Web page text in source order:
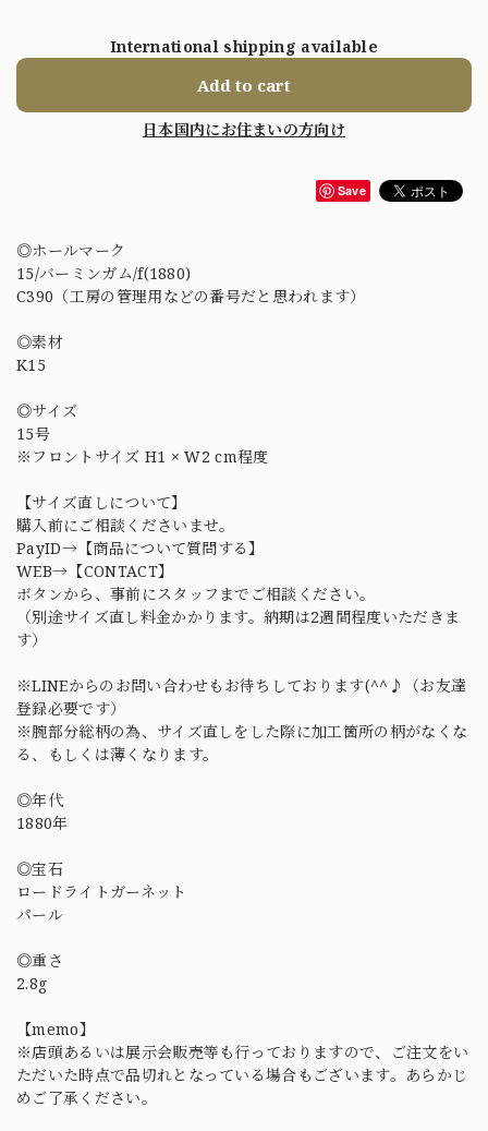
International shipping available
Add to cart
日本国内にお住まいの方向け
Save
◎ホールマーク
15/バーミンガム/f(1880)
C390（工房の管理用などの番号だと思われます）
◎素材
K15
◎サイズ
15号
※フロントサイズ H1 × W2 cm程度
【サイズ直しについて】
購入前にご相談くださいませ。
PayID→【商品について質問する】
WEB→【CONTACT】
ボタンから、事前にスタッフまでご相談ください。
（別途サイズ直し料金かかります。納期は2週間程度いただきま
す）
※LINEからのお問い合わせもお待ちしております(^^♪（お友達
登録必要です）
※腕部分総柄の為、サイズ直しをした際に加工箇所の柄がなくな
る、もしくは薄くなります。
◎年代
1880年
◎宝石
ロードライトガーネット
パール
◎重さ
2.8g
【memo】
※店頭あるいは展示会販売等も行っておりますので、ご注文をい
ただいた時点で品切れとなっている場合もございます。あらかじ
めご了承ください。